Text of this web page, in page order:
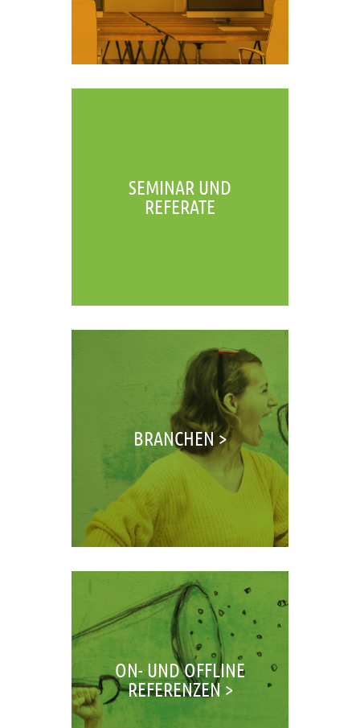
SEMINAR UND
REFERATE
BRANCHEN >
ON- UND OFFLINE
REFERENZEN >